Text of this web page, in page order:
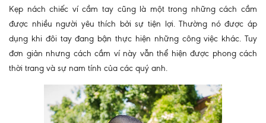
Kẹp nách chiếc ví cầm tay cũng là một trong những cách cầm
được nhiều người yêu thích bởi sự tiện lợi. Thường nó được áp
dụng khi đôi tay đang bận thực hiện những công việc khác. Tuy
đơn giản nhưng cách cầm ví này vẫn thể hiện được phong cách
thời trang và sự nam tính của các quý anh.